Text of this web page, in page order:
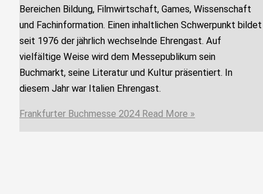
Bereichen Bildung, Filmwirtschaft, Games, Wissenschaft
und Fachinformation. Einen inhaltlichen Schwerpunkt bildet
seit 1976 der jährlich wechselnde Ehrengast. Auf
vielfältige Weise wird dem Messepublikum sein
Buchmarkt, seine Literatur und Kultur präsentiert. In
diesem Jahr war Italien Ehrengast.
Frankfurter Buchmesse 2024 Read More »